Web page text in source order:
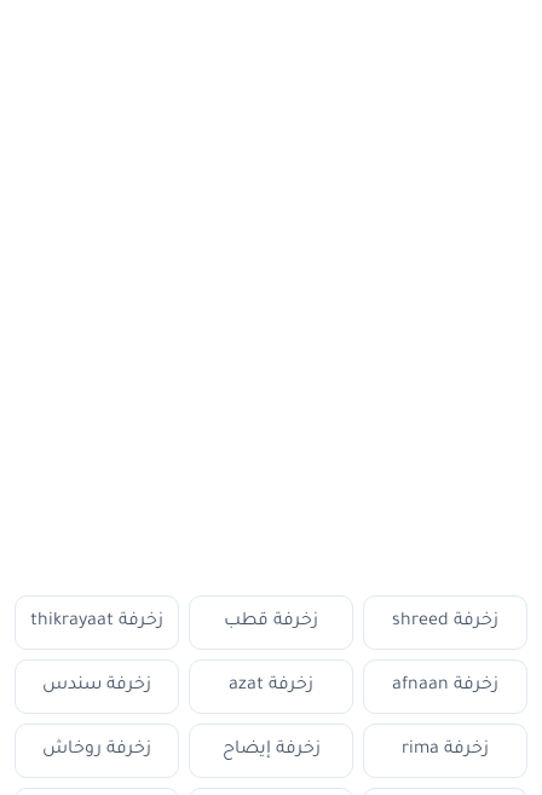
زخرفة shreed زخرفة قطب زخرفة thikrayaat
زخرفة afnaan زخرفة azat زخرفة سندس
زخرفة rima زخرفة إيضاح زخرفة روخاش